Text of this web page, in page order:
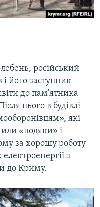
російський
його заступник
до пам'ятника
цього в будівлі
які
«подяки» і
за хорошу роботу
з
до Криму.